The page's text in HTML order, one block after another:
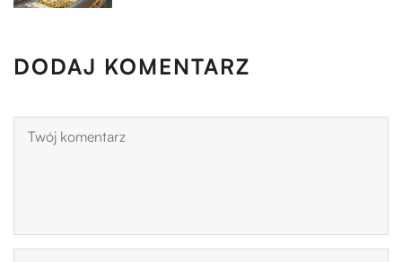
DODAJ KOMENTARZ